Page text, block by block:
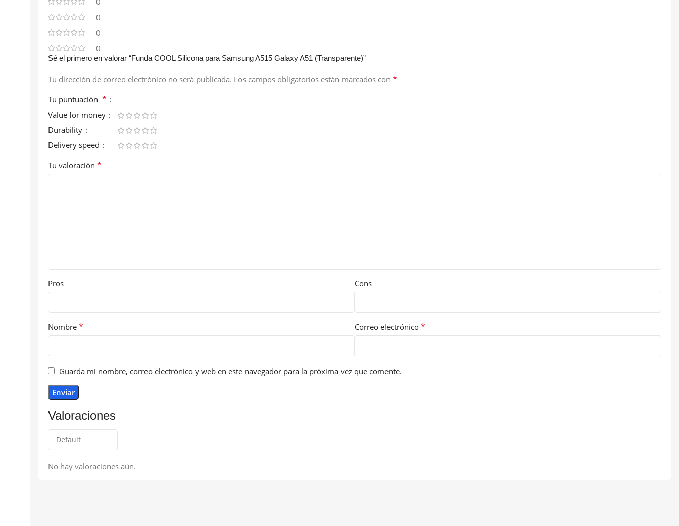
0
0
0
Valoraciones
No hay valoraciones aún.
Sé el primero en valorar “Funda COOL Silicona para Samsung A515 Galaxy A51 (Transparente)”
Tu dirección de correo electrónico no será publicada. Los campos obligatorios están marcados con *
Tu puntuación *
Value for money
Durability
Delivery speed
Tu valoración *
Pros Cons
Nombre * Correo electrónico *
Guarda mi nombre, correo electrónico y web en este navegador para la próxima vez que comente.